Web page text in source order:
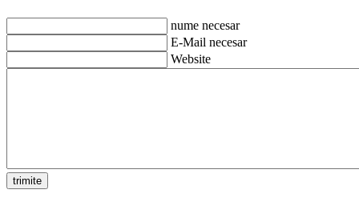
nume necesar
E-Mail necesar
Website